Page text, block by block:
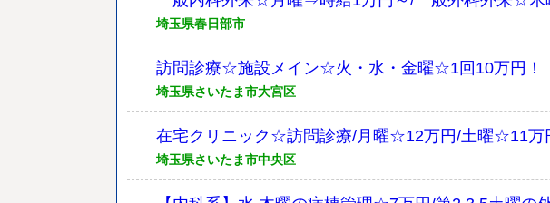
埼玉県春日部市
訪問診療☆施設メイン☆火・水・金曜☆1回10万円！
埼玉県さいたま市大宮区
在宅クリニック☆訪問診療/月曜☆12万円/土曜☆11万
埼玉県さいたま市中央区